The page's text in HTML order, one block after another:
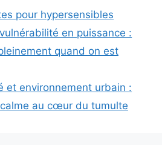
pour hypersensibles
en puissance :
quand on est
et environnement urbain :
au cœur du tumulte